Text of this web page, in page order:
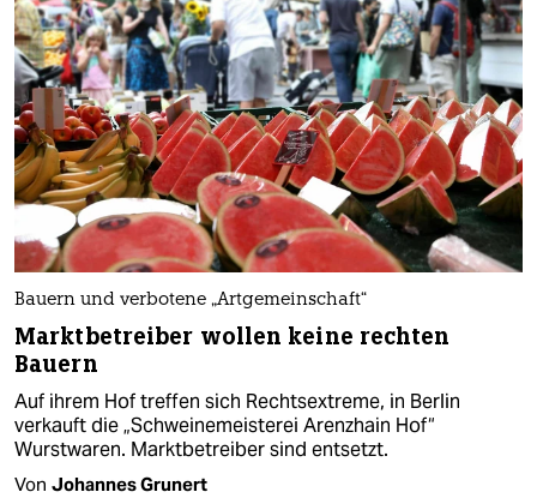
Bauern und verbotene „Artgemeinschaft“
Marktbetreiber wollen keine rechten
Bauern
Auf ihrem Hof treffen sich Rechtsextreme, in Berlin
verkauft die „Schweinemeisterei Arenzhain Hof“
Wurstwaren. Marktbetreiber sind entsetzt.
Von Johannes Grunert